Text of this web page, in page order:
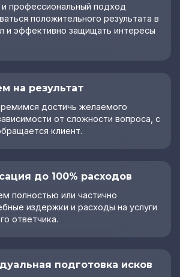
профессиональный подход
положительного результата в
и эффективно защищать интересы
на результат
достичь желаемого
от сложности вопроса, с
клиент.
до 100% расходов
полностью или частично
издержки и расходы на услуги
ответчика.
подготовка исков